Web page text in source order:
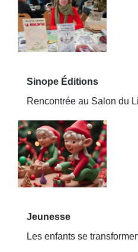
Sinope Éditions
Rencontrée au Salon du
Jeunesse
Les enfants se